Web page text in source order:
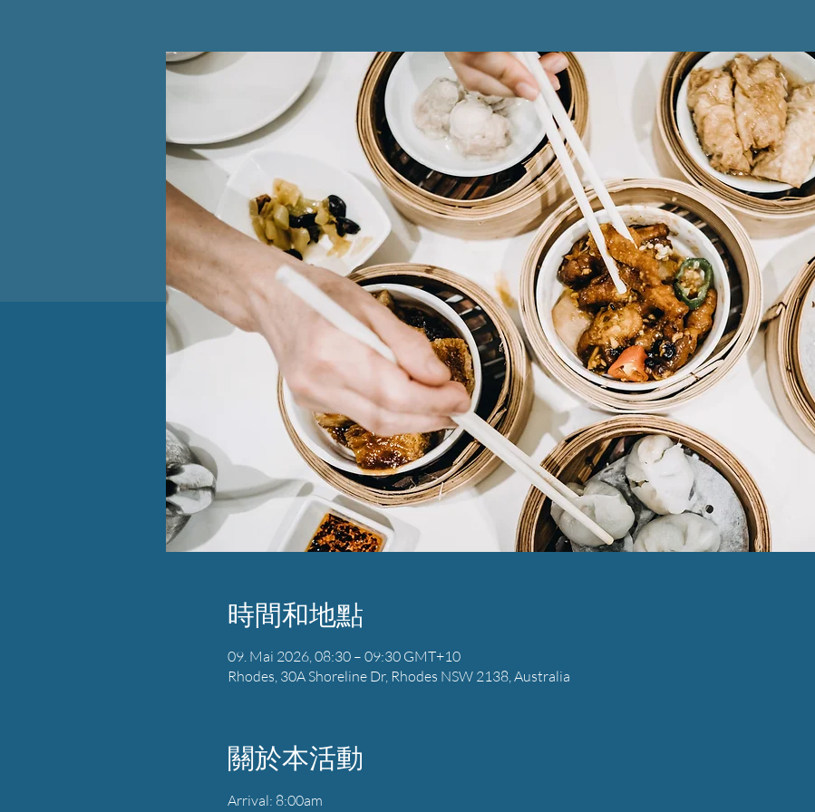
時間和地點
09. Mai 2026, 08:30 – 09:30 GMT+10
Rhodes, 30A Shoreline Dr, Rhodes NSW 2138, Australia
關於本活動
Arrival: 8:00am